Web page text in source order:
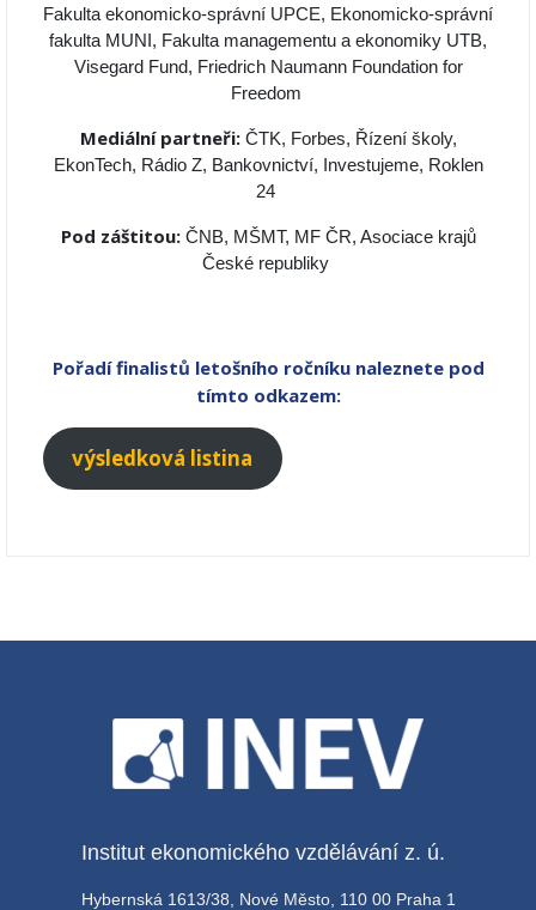
Fakulta ekonomicko-správní UPCE, Ekonomicko-správní
fakulta MUNI, Fakulta managementu a ekonomiky UTB,
Visegard Fund, Friedrich Naumann Foundation for
Freedom
Mediální partneři: ČTK, Forbes, Řízení školy,
EkonTech, Rádio Z, Bankovnictví, Investujeme, Roklen
24
Pod záštitou:ČNB, MŠMT, MF ČR, Asociace krajů
České republiky
Pořadí finalistů letošního ročníku naleznete pod
tímto odkazem:
výsledková listina
Institut ekonomického vzdělávání z. ú.
Hybernská 1613/38, Nové Město, 110 00 Praha 1